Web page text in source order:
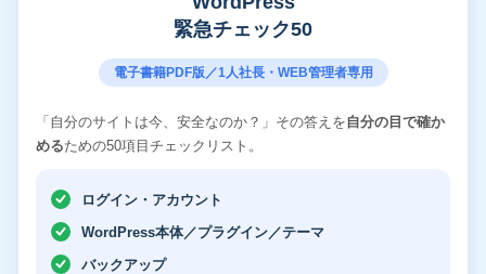
緊急チェック50
電子書籍PDF版／1人社長・WEB管理者専用
「自分のサイトは今、安全なのか？」その答えを自分の目で確か
めるための50項目チェックリスト。
ログイン・アカウント
WordPress本体／プラグイン／テーマ
バックアップ